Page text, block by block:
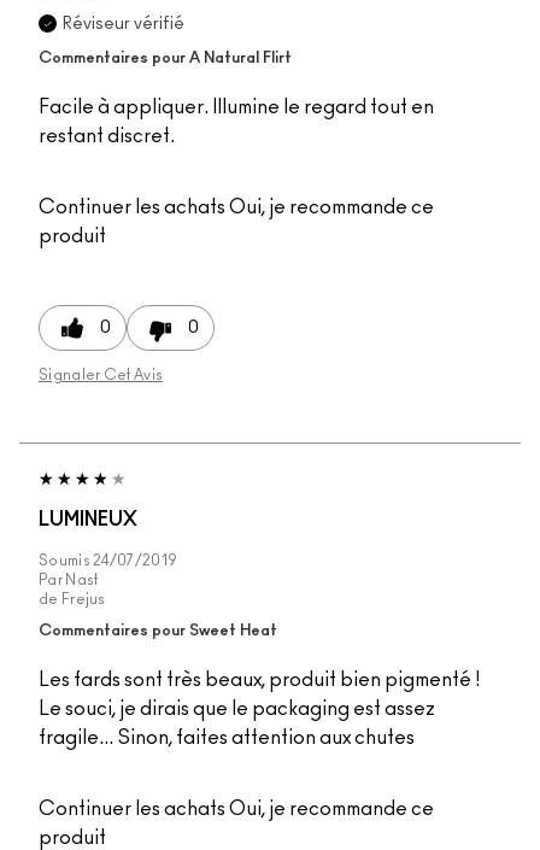
Réviseur vérifié
Commentaires pour A Natural Flirt
Facile à appliquer. Illumine le regard tout en
restant discret.
Continuer les achats Oui, je recommande ce
produit
0 0
Signaler Cet Avis
LUMINEUX
Soumis 24/07/2019
Par Nast
de Frejus
Commentaires pour Sweet Heat
Les fards sont très beaux, produit bien pigmenté !
Le souci, je dirais que le packaging est assez
fragile... Sinon, faites attention aux chutes
Continuer les achats Oui, je recommande ce
produit